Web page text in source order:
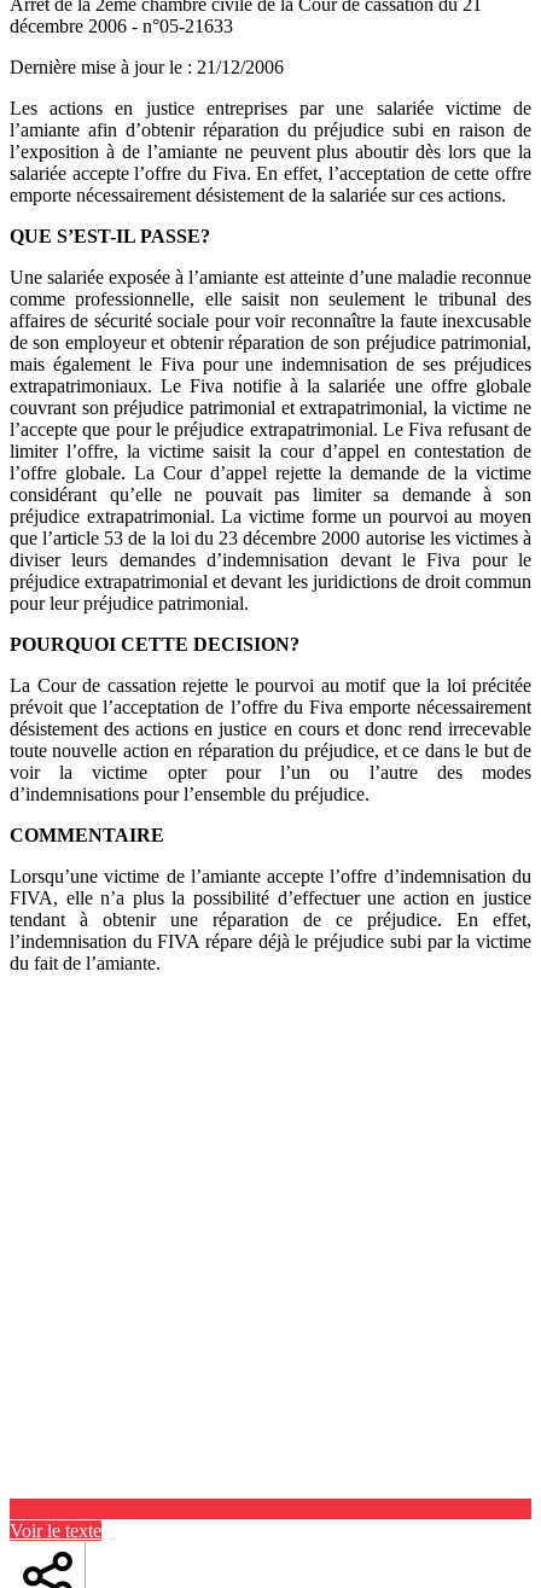
Arrêt de la 2ème chambre civile de la Cour de cassation du 21
décembre 2006 - n°05-21633
Dernière mise à jour le : 21/12/2006
Les actions en justice entreprises par une salariée victime de
l’amiante afin d’obtenir réparation du préjudice subi en raison de
l’exposition à de l’amiante ne peuvent plus aboutir dès lors que la
salariée accepte l’offre du Fiva. En effet, l’acceptation de cette offre
emporte nécessairement désistement de la salariée sur ces actions.
QUE S’EST-IL PASSE?
Une salariée exposée à l’amiante est atteinte d’une maladie reconnue
comme professionnelle, elle saisit non seulement le tribunal des
affaires de sécurité sociale pour voir reconnaître la faute inexcusable
de son employeur et obtenir réparation de son préjudice patrimonial,
mais également le Fiva pour une indemnisation de ses préjudices
extrapatrimoniaux. Le Fiva notifie à la salariée une offre globale
couvrant son préjudice patrimonial et extrapatrimonial, la victime ne
l’accepte que pour le préjudice extrapatrimonial. Le Fiva refusant de
limiter l’offre, la victime saisit la cour d’appel en contestation de
l’offre globale. La Cour d’appel rejette la demande de la victime
considérant qu’elle ne pouvait pas limiter sa demande à son
préjudice extrapatrimonial. La victime forme un pourvoi au moyen
que l’article 53 de la loi du 23 décembre 2000 autorise les victimes à
diviser leurs demandes d’indemnisation devant le Fiva pour le
préjudice extrapatrimonial et devant les juridictions de droit commun
pour leur préjudice patrimonial.
POURQUOI CETTE DECISION?
La Cour de cassation rejette le pourvoi au motif que la loi précitée
prévoit que l’acceptation de l’offre du Fiva emporte nécessairement
désistement des actions en justice en cours et donc rend irrecevable
toute nouvelle action en réparation du préjudice, et ce dans le but de
voir la victime opter pour l’un ou l’autre des modes
d’indemnisations pour l’ensemble du préjudice.
COMMENTAIRE
Lorsqu’une victime de l’amiante accepte l’offre d’indemnisation du
FIVA, elle n’a plus la possibilité d’effectuer une action en justice
tendant à obtenir une réparation de ce préjudice. En effet,
l’indemnisation du FIVA répare déjà le préjudice subi par la victime
du fait de l’amiante.
Voir le texte